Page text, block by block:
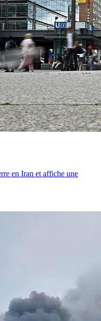
en Iran et affiche une